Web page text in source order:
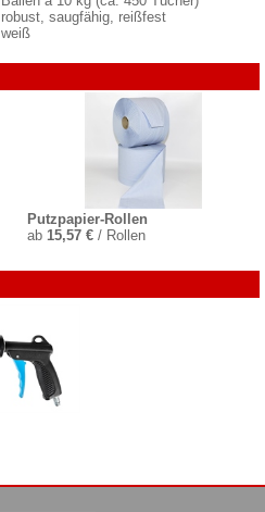
robust, saugfähig, reißfest
weiß
Putzpapier-Rollen
ab 15,57 € / Rollen